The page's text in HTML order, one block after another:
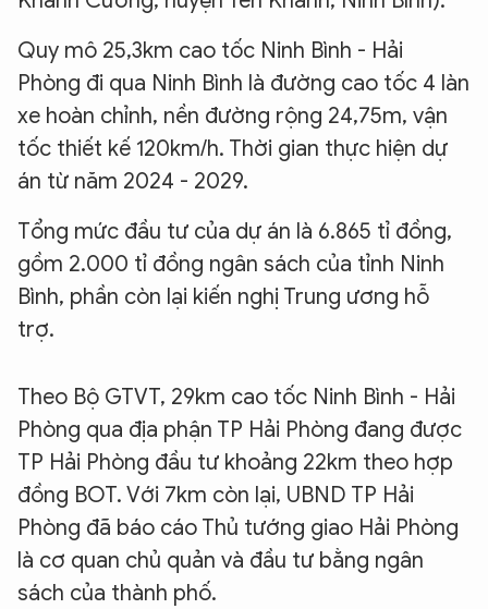
Quy mô 25,3km cao tốc Ninh Bình - Hải
Phòng đi qua Ninh Bình là đường cao tốc 4 làn
xe hoàn chỉnh, nền đường rộng 24,75m, vận
tốc thiết kế 120km/h. Thời gian thực hiện dự
án từ năm 2024 - 2029.
Tổng mức đầu tư của dự án là 6.865 tỉ đồng,
gồm 2.000 tỉ đồng ngân sách của tỉnh Ninh
Bình, phần còn lại kiến nghị Trung ương hỗ
trợ.
Theo Bộ GTVT, 29km cao tốc Ninh Bình - Hải
Phòng qua địa phận TP Hải Phòng đang được
TP Hải Phòng đầu tư khoảng 22km theo hợp
đồng BOT. Với 7km còn lại, UBND TP Hải
Phòng đã báo cáo Thủ tướng giao Hải Phòng
là cơ quan chủ quản và đầu tư bằng ngân
sách của thành phố.